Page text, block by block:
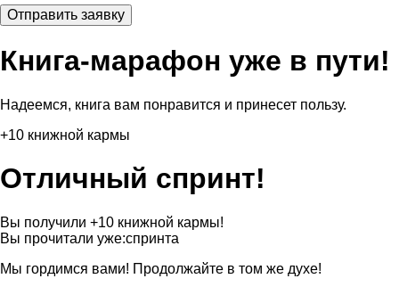
Книга-марафон уже в пути!
Надеемся, книга вам понравится и принесет пользу.
+10 книжной кармы
Отличный спринт!
Вы получили +10 книжной кармы!
Вы прочитали уже:спринта
Мы гордимся вами! Продолжайте в том же духе!